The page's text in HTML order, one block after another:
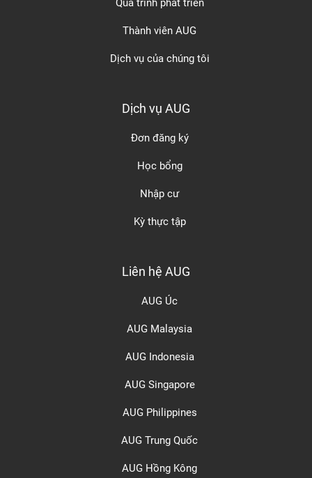
Quá trình phát triển
Thành viên AUG
Dịch vụ của chúng tôi
Dịch vụ AUG
Đơn đăng ký
Học bổng
Nhập cư
Kỳ thực tập
Liên hệ AUG
AUG Úc
AUG Malaysia
AUG Indonesia
AUG Singapore
AUG Philippines
AUG Trung Quốc
AUG Hồng Kông